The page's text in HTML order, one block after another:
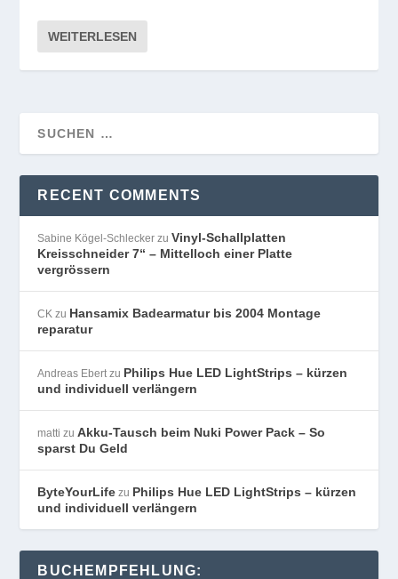
WEITERLESEN
RECENT COMMENTS
Sabine Kögel-Schlecker zuVinyl-Schallplatten
Kreisschneider 7“ – Mittelloch einer Platte
vergrössern
CK zu Hansamix Badearmatur bis 2004 Montage
reparatur
Andreas Ebert zu Philips Hue LED LightStrips – kürzen
und individuell verlängern
matti zuAkku-Tausch beim Nuki Power Pack – So
sparst Du Geld
ByteYourLife zu Philips Hue LED LightStrips – kürzen
und individuell verlängern
BUCHEMPFEHLUNG: